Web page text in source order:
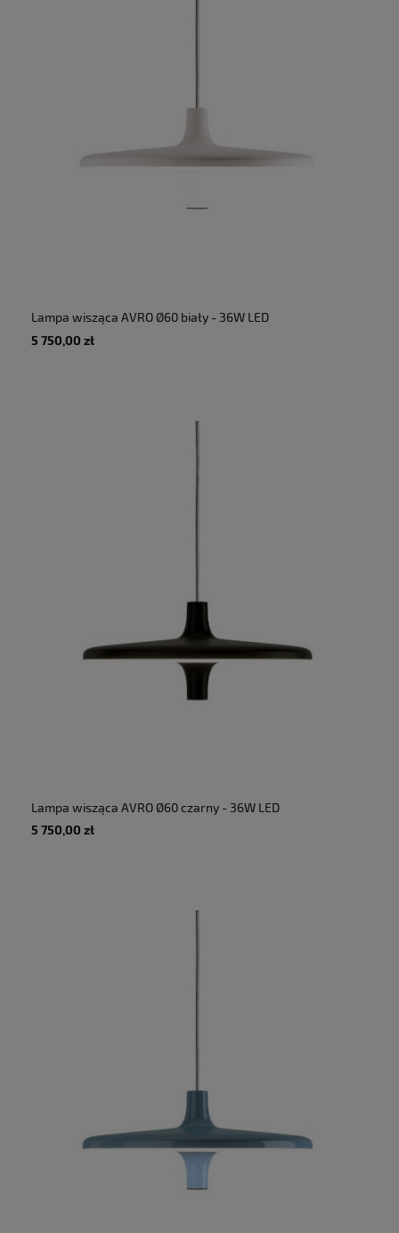
Lampa wisząca AVRO Ø60 biały - 36W LED
5000lm 2700K 230V IP20 - MARTINELLI LUCE
5 750,00 zł
Lampa wisząca AVRO Ø60 czarny - 36W LED
5000lm 2700K 230V IP20 - MARTINELLI LUCE
5 750,00 zł